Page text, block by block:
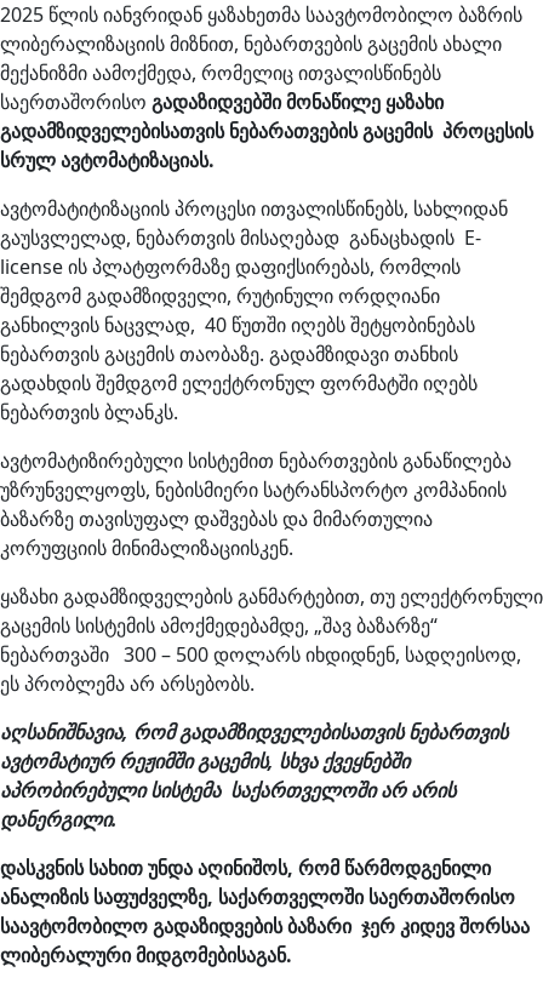
2025 წლის იანვრიდან ყაზახეთმა საავტომობილო ბაზრის
ლიბერალიზაციის მიზნით, ნებართვების გაცემის ახალი
მექანიზმი აამოქმედა, რომელიც ითვალისწინებს
საერთაშორისო გადაზიდვებში მონაწილე ყაზახი
გადამზიდველებისათვის ნებარათვების გაცემის პროცესის
სრულ ავტომატიზაციას.
ავტომატიტიზაციის პროცესი ითვალისწინებს, სახლიდან
გაუსვლელად, ნებართვის მისაღებად განაცხადის E-
license ის პლატფორმაზე დაფიქსირებას, რომლის
შემდგომ გადამზიდველი, რუტინული ორდღიანი
განხილვის ნაცვლად, 40 წუთში იღებს შეტყობინებას
ნებართვის გაცემის თაობაზე. გადამზიდავი თანხის
გადახდის შემდგომ ელექტრონულ ფორმატში იღებს
ნებართვის ბლანკს.
ავტომატიზირებული სისტემით ნებართვების განაწილება
უზრუნველყოფს, ნებისმიერი სატრანსპორტო კომპანიის
ბაზარზე თავისუფალ დაშვებას და მიმართულია
კორუფციის მინიმალიზაციისკენ.
ყაზახი გადამზიდველების განმარტებით, თუ ელექტრონული
გაცემის სისტემის ამოქმედებამდე, „შავ ბაზარზე“
ნებართვაში 300 – 500 დოლარს იხდიდნენ, სადღეისოდ,
ეს პრობლემა არ არსებობს.
აღსანიშნავია, რომ გადამზიდველებისათვის ნებართვის
ავტომატიურ რეჟიმში გაცემის, სხვა ქვეყნებში
აპრობირებული სისტემა საქართველოში არ არის
დანერგილი.
დასკვნის სახით უნდა აღინიშოს, რომ წარმოდგენილი
ანალიზის საფუძველზე, საქართველოში საერთაშორისო
საავტომობილო გადაზიდვების ბაზარი ჯერ კიდევ შორსაა
ლიბერალური მიდგომებისაგან.